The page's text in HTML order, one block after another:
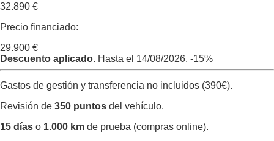
32.890 €
Precio financiado:
29.900 €
Descuento aplicado. Hasta el 14/08/2026. -15%
Gastos de gestión y transferencia no incluidos (390€).
Revisión de 350 puntos del vehículo.
15 días o 1.000 km de prueba (compras online).